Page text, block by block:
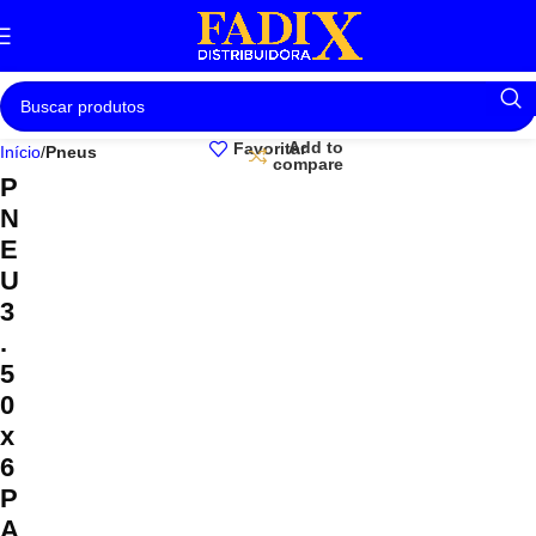
Início Pneus FavoritarAdd to
compare
P
N
E
U
3
.
5
0
x
6
P
A